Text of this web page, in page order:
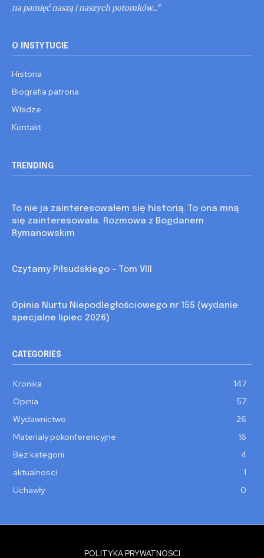
na pamięć naszą i naszych potomków..."
O INSTYTUCIE
Historia
Biografia patrona
Władze
Kontakt
TRENDING
To nie ja zainteresowałem się historią. To ona mną
się zainteresowała. Rozmowa z Bogdanem
Rymanowskim
Czytamy Piłsudskiego – Tom VIII
Opinia Nurtu Niepodległościowego nr 155 (wydanie
specjalne lipiec 2026)
CATEGORIES
Kronika
147
Opinia
57
Wydawnictwo
26
Materiały pokonferencyjne
16
Bez kategorii
4
aktualnosci
1
Uchawły
0
POLITYKA PRYWATNOSCI